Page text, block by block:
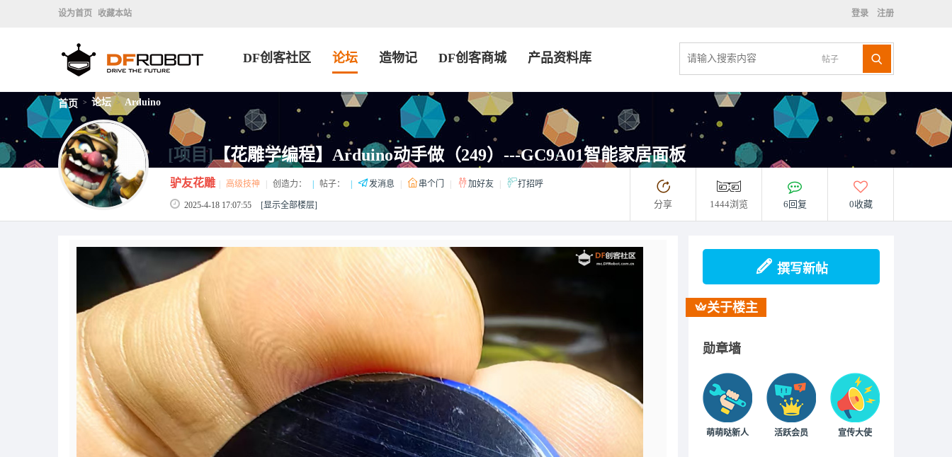
设为首页 收藏本站 登录 注册
帖子
DF创客社区 论坛 造物记 DF创客商城 产品资料库
首页 > 论坛 > Arduino
[项目]【花雕学编程】Arduino动手做（249）---GC9A01智能家居面板
驴友花雕 高级技神 创造力： 帖子： 发消息 串个门 加好友 打招呼
2025-4-18 17:07:55 [显示全部楼层] 分享 1444浏览 6回复 0收藏
撰写新帖
关于楼主
勋章墙
萌萌哒新人 活跃会员 宣传大使